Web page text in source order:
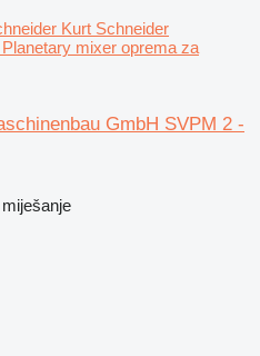
Kurt Schneider
mixer oprema za
GmbH SVPM 2 -